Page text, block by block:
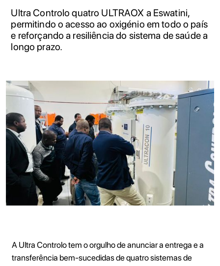
Ultra Controlo quatro ULTRAOX a Eswatini,
permitindo o acesso ao oxigénio em todo o país
e reforçando a resiliência do sistema de saúde a
longo prazo.
A Ultra Controlo tem o orgulho de anunciar a entrega e a
transferência bem-sucedidas de quatro sistemas de